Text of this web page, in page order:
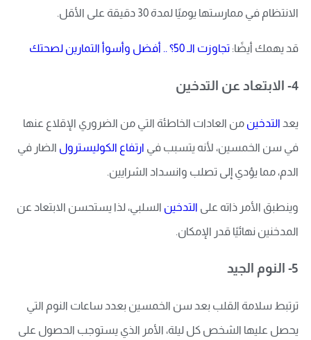
الانتظام في ممارستها يوميًا لمدة 30 دقيقة على الأقل.
قد يهمك أيضًا: تجاوزت الـ 50؟ .. أفضل وأسوأ التمارين لصحتك
4- الابتعاد عن التدخين
يعد التدخين من العادات الخاطئة التي من الضروري الإقلاع عنها
في سن الخمسين، لأنه يتسبب في ارتفاع الكوليسترول الضار في
الدم، مما يؤدي إلى تصلب وانسداد الشرايين.
وينطبق الأمر ذاته على التدخين السلبي، لذا يستحسن الابتعاد عن
المدخنين نهائيًا قدر الإمكان.
5- النوم الجيد
ترتبط سلامة القلب بعد سن الخمسين بعدد ساعات النوم التي
يحصل عليها الشخص كل ليلة، الأمر الذي يستوجب الحصول على